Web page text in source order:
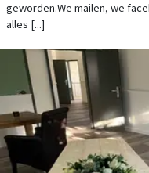
geworden.We mailen, we
alles [...]